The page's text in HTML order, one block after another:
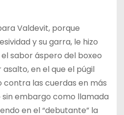
Valdevit, porque
y su garra, le hizo
sabor áspero del boxeo
en el que el púgil
las cuerdas en más
sin embargo como llamada
en el “debutante” la